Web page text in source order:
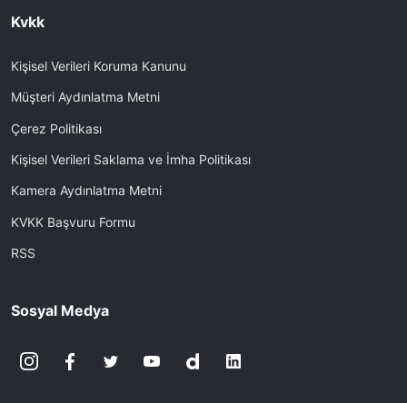
Kvkk
Kişisel Verileri Koruma Kanunu
Müşteri Aydınlatma Metni
Çerez Politikası
Kişisel Verileri Saklama ve İmha Politikası
Kamera Aydınlatma Metni
KVKK Başvuru Formu
RSS
Sosyal Medya